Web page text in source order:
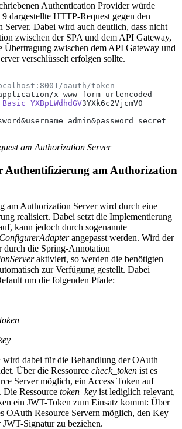
Authentication Provider würde
dargestellte HTTP-Request gegen den
Dabei wird auch deutlich, dass nicht
zwischen der SPA und dem API Gateway,
Übertragung zwischen dem API Gateway und
verschlüsselt erfolgen sollte.
oauth/token
Basic YXBpLWdhdGV3YXk6c2VjcmV0
am Authorization Server
Authentifizierung am Authorization
am Authorization Server wird durch eine
realisiert. Dabei setzt die Implementierung
kann jedoch durch sogenannte
angepasst werden. Wird der
durch die Spring-Annotation
aktiviert, so werden die benötigten
zur Verfügung gestellt. Dabei
um die folgenden Pfade:
wird dabei für die Behandlung der OAuth
Über die Ressource check_token ist es
Server möglich, ein Access Token auf
Ressource token_key ist lediglich relevant,
ein JWT-Token zum Einsatz kommt: Über
OAuth Resource Servern möglich, den Key
Signatur zu beziehen.